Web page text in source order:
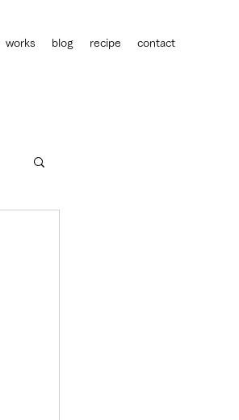
works blog recipe contact